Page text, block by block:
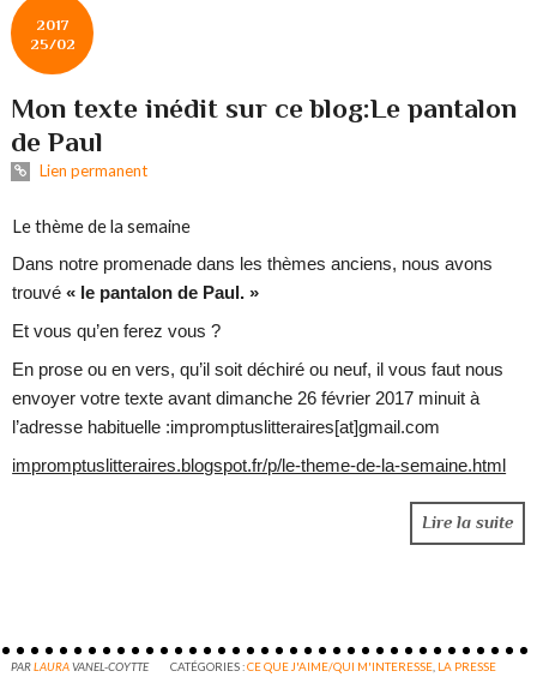
2017
25/02
Mon texte inédit sur ce blog:Le pantalon
de Paul
Lien permanent
Le thème de la semaine
Dans notre promenade dans les thèmes anciens, nous avons
trouvé « le pantalon de Paul. »
Et vous qu’en ferez vous ?
En prose ou en vers, qu’il soit déchiré ou neuf, il vous faut nous
envoyer votre texte avant dimanche 26 février 2017 minuit à
l’adresse habituelle :impromptuslitteraires[at]gmail.com
impromptuslitteraires.blogspot.fr/p/le-theme-de-la-semaine.html
Lire la suite
PARLAURAVANEL-COYTTE CATÉGORIES :CE QUE J'AIME/QUI M'INTERESSE LA PRESSE